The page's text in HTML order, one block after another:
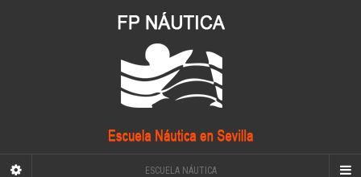
ESCUELA NÁUTICA